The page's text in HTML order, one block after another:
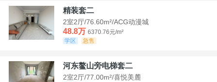
精装套二
2室2厅/76.60m²/ACG动漫城
48.8万 6370.76元/m²
学区
急售
河东鳌山旁电梯套二
2室2厅/77.00m²/喜悦美麓